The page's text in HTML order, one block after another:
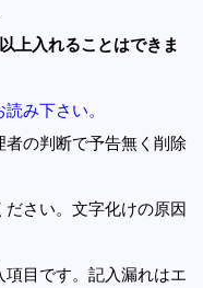
上入れることはできま
み下さい。
の判断で予告無く削除
さい。文字化けの原因
目です。記入漏れはエ